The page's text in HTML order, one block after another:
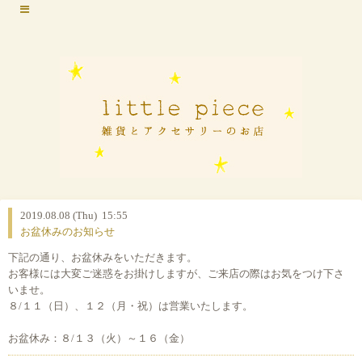
2019.08.08 (Thu) 15:55
お盆休みのお知らせ
下記の通り、お盆休みをいただきます。
お客様には大変ご迷惑をお掛けしますが、ご来店の際はお気をつけ下さ
いませ。
８/１１（日）、１２（月・祝）は営業いたします。
お盆休み：８/１３（火）～１６（金）